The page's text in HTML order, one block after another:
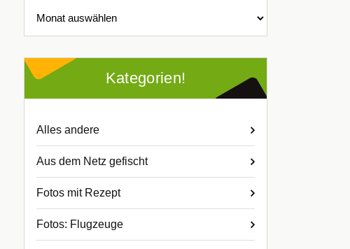
Kategorien!
Alles andere
Aus dem Netz gefischt
Fotos mit Rezept
Fotos: Flugzeuge